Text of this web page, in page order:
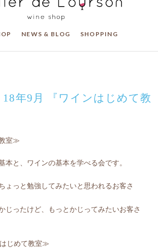
NEWS & BLOG SHOPPING
18年9月 『ワインはじめて教
室≫
本と、ワインの基本を学べる会です。
ょっと勉強してみたいと思われるお客さ
じったけど、もっとかじってみたいお客さ
じめて教室≫